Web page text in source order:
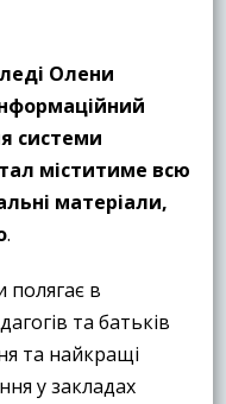
Олени
системи
міститиме всю
матеріали,
.
в
та батьків
та найкращі
у закладах